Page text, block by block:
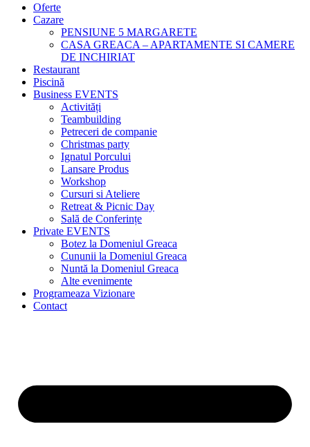
Oferte
Cazare
PENSIUNE 5 MARGARETE
CASA GREACA – APARTAMENTE SI CAMERE
DE INCHIRIAT
Restaurant
Piscină
Business EVENTS
Activități
Teambuilding
Petreceri de companie
Christmas party
Ignatul Porcului
Lansare Produs
Workshop
Cursuri si Ateliere
Retreat & Picnic Day
Sală de Conferințe
Private EVENTS
Botez la Domeniul Greaca
Cununii la Domeniul Greaca
Nuntă la Domeniul Greaca
Alte evenimente
Programeaza Vizionare
Contact